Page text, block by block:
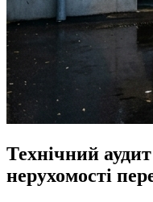
Технічний
нерухомості